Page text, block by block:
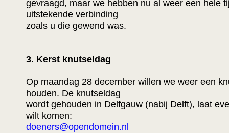
gevraagd, maar we hebben nu al weer een hele
uitstekende verbinding
zoals u die gewend was.
3. Kerst knutseldag
Op maandag 28 december willen we weer een
houden. De knutseldag
wordt gehouden in Delfgauw (nabij Delft), laat
wilt komen:
doeners@opendomein.nl